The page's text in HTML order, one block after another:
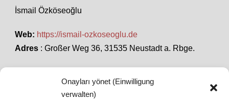
Onayları yönet (Einwilligung
verwalten)
İsmail Özköseoğlu
Web: https://ismail-ozkoseoglu.de
Adres : Großer Weg 36, 31535 Neustadt a. Rbge.
SON HABERLER